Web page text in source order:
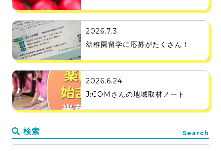
2026.7.3
幼稚園留学に応募がたくさん！
2026.6.24
J:COMさんの地域取材ノート
検索 Search